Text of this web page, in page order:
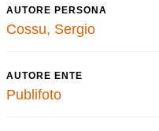
AUTORE PERSONA
Cossu, Sergio
AUTORE ENTE
Publifoto